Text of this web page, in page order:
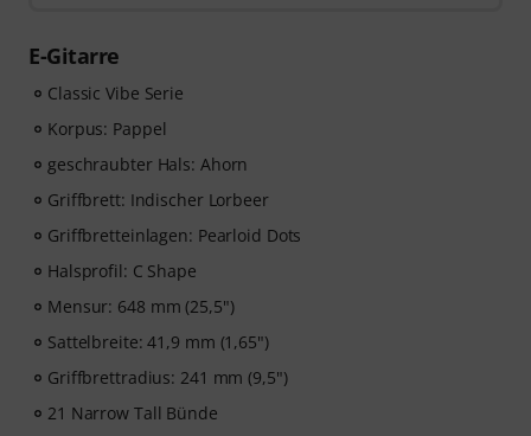
zugesendet. Das music2me Abo endet nach Ablauf
automatisch.
Music2Me, dein Online-Lernportal für Musik mit einem
pädagogischen Konzept von studierten Musiklehrern.
Ausgezeichnet mit dem deutschen Bildungs-Award
2025/2026 in der Kategorie “E-Learning
Instrumentalunterricht”! Mit über 400 Gitarren
Videolektionen für Anfänger und Fortgeschrittene – von
Pop, Rock und Blues bis Metal und mehr. Mit
persönlichem Support per Chat, Noten zum
Übungsfunktion, Zeitlupe und weitere Features.
E-Gitarre
Classic Vibe Serie
Korpus: Pappel
geschraubter Hals: Ahorn
Griffbrett: Indischer Lorbeer
Griffbretteinlagen: Pearloid Dots
Halsprofil: C Shape
Mensur: 648 mm (25,5")
Sattelbreite: 41,9 mm (1,65")
Griffbrettradius: 241 mm (9,5")
21 Narrow Tall Bünde